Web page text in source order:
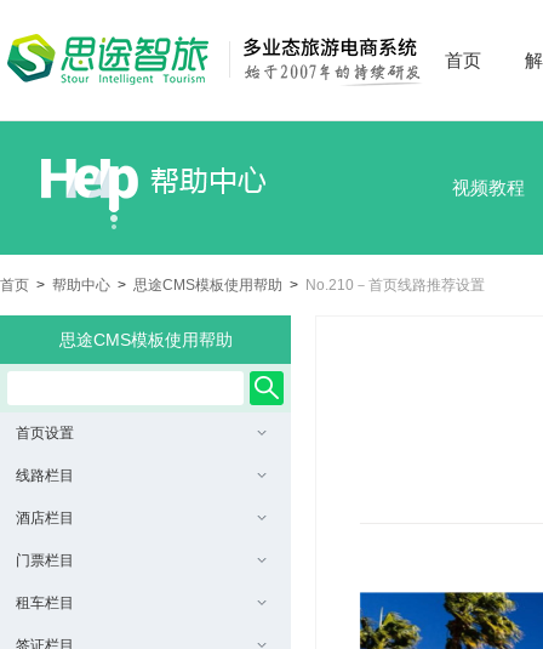
首页
视频教程
首页 > 帮助中心 > 思途CMS模板使用帮助 > No.210－首页线路推荐设置
思途CMS模板使用帮助
首页设置
线路栏目
酒店栏目
门票栏目
租车栏目
签证栏目